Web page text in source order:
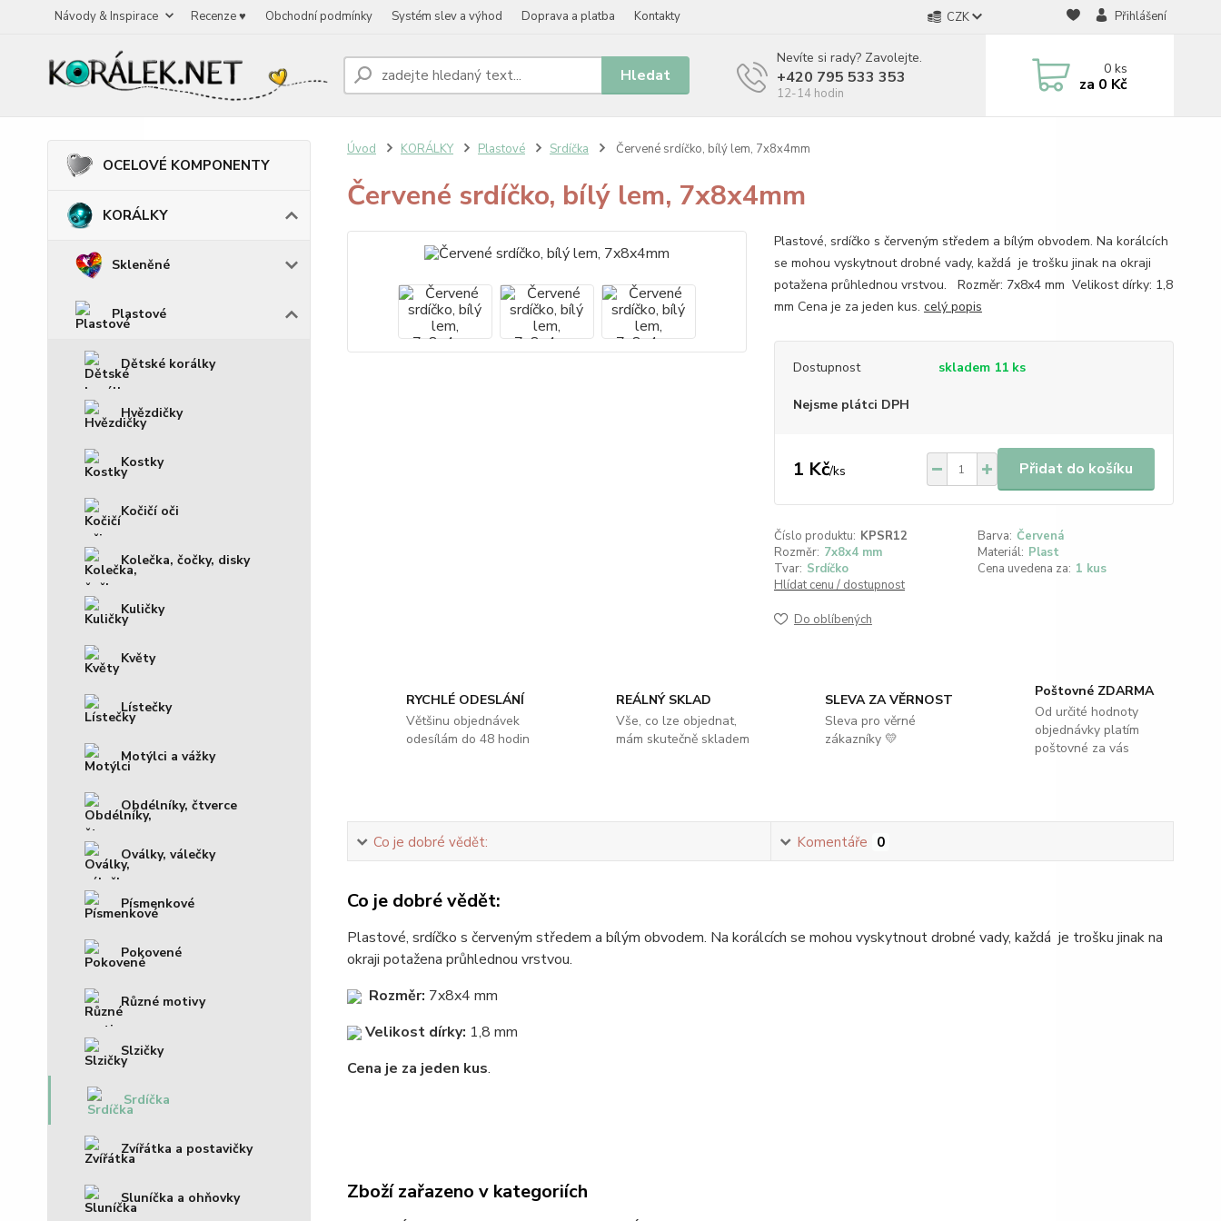
Návody & Inspirace Recenze ♥ Obchodní podmínky Systém slev a výhod Doprava a platba Kontakty CZK Přihlášení
Hledat
Nevíte si rady? Zavolejte.
+420 795 533 353
12-14 hodin
0ks
za 0 Kč
OCELOVÉ KOMPONENTY
KORÁLKY
Skleněné
Plastové
Dětské korálky
Hvězdičky
Kostky
Kočičí oči
Kolečka, čočky, disky
Kuličky
Květy
Lístečky
Motýlci a vážky
Obdélníky, čtverce
Oválky, válečky
Písmenkové
Pokovené
Různé motivy
Slzičky
Srdíčka
Zvířátka a postavičky
Sluníčka a ohňovky
Úvod KORÁLKY Plastové Srdíčka Červené srdíčko, bílý lem, 7x8x4mm
Červené srdíčko, bílý lem, 7x8x4mm
Plastové, srdíčko s červeným středem a bílým obvodem. Na korálcích
se mohou vyskytnout drobné vady, každá je trošku jinak na okraji
potažena průhlednou vrstvou. Rozměr: 7x8x4 mm Velikost dírky: 1,8
mm Cena je za jeden kus. celý popis
Dostupnost skladem 11 ks
Nejsme plátci DPH
1 Kč/ks Přidat do košíku
Číslo produktu: KPSR12 Barva: Červená
Rozměr: 7x8x4 mm Materiál: Plast
Tvar: Srdíčko Cena uvedena za: 1 kus
Hlídat cenu / dostupnost
Do oblíbených
RYCHLÉ ODESLÁNÍ
Většinu objednávek
odesílám do 48 hodin
REÁLNÝ SKLAD
Vše, co lze objednat,
mám skutečně skladem
SLEVA ZA VĚRNOST
Sleva pro věrné
zákazníky 💛
Poštovné ZDARMA
Od určité hodnoty
objednávky platím
poštovné za vás
Co je dobré vědět: Komentáře 0
Co je dobré vědět:
Plastové, srdíčko s červeným středem a bílým obvodem. Na korálcích se mohou vyskytnout drobné vady, každá je trošku jinak na
okraji potažena průhlednou vrstvou.
Rozměr: 7x8x4 mm
Velikost dírky: 1,8 mm
Cena je za jeden kus.
Zboží zařazeno v kategoriích